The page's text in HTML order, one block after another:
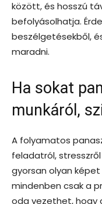
között, és hosszú
befolyásolhatja.
beszélgetésekből,
maradni.
Ha sokat
munkáról,
A folyamatos
feladatról,
gyorsan olyan
mindenben csak a
oda vezethet, hogy